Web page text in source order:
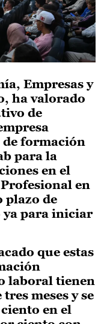
Empresas y
ha valorado
de
de formación
para la
en el
en
plazo de
para iniciar
que estas
laboral tienen
meses y se
en el